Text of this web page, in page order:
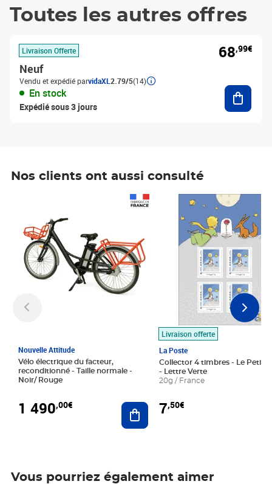
Toutes les autres offres
Livraison Offerte
Neuf
Vendu et expédié parvidaXL 2.79/5(14)
En stock
Expédié sous 3 jours
68,99€
Nos clients ont aussi consulté
Nouvelle Attitude
Vélo électrique du facteur,
reconditionné - Taille normale -
Noir/ Rouge
1 490,00€ Ajouter au panier
Livraison offerte
La Poste
Collector 4 timbres - Le Petit
- Lettre Verte
20g / France
7,50€
Prix 7,50€
Vous pourriez également aimer